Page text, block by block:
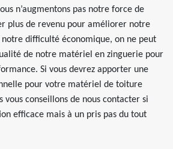
n’augmentons pas notre force de
plus de revenu pour améliorer notre
difficulté économique, on ne peut
de notre matériel en zinguerie pour
Si vous devrez apporter une
pour votre matériel de toiture
vous conseillons de nous contacter si
efficace mais à un pris pas du tout